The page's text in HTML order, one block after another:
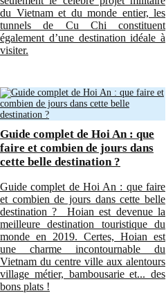
du Vietnam et du monde entier, les
tunnels de Cu Chi constituent
également d’une destination idéale à
visiter.
Guide complet de Hoi An : que
faire et combien de jours dans
cette belle destination ?
Guide complet de Hoi An : que faire
et combien de jours dans cette belle
destination ? Hoian est devenue la
meilleure destination touristique du
monde en 2019. Certes, Hoian est
une charme incontournable du
Vietnam du centre ville aux alentours
village métier, bambousarie et... des
bons plats !